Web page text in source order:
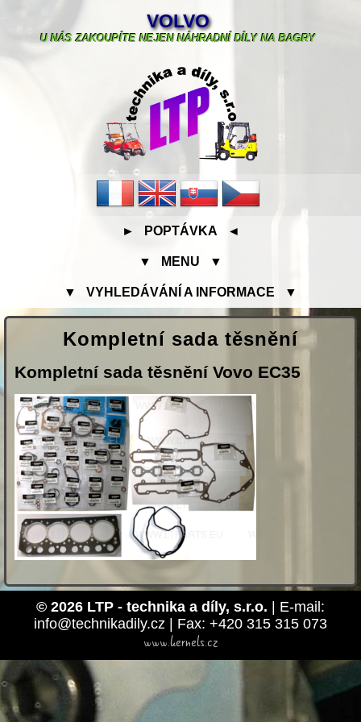
VOLVO
U NÁS ZAKOUPÍTE NEJEN NÁHRADNÍ DÍLY NA BAGRY
► POPTÁVKA ◄
▼ MENU ▼
▼ VYHLEDÁVÁNÍ A INFORMACE ▼
Kompletní sada těsnění
Kompletní sada těsnění Vovo EC35
© 2026 LTP - technika a díly, s.r.o. | E-mail:
info@technikadily.cz | Fax: +420 315 315 073
www.kernels.cz